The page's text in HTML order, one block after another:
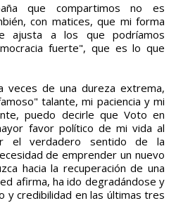
que compartimos no es
con matices, que mi forma
a los que podríamos
fuerte", que es lo que
veces de una dureza extrema,
talante, mi paciencia y mi
puedo decirle que Voto en
favor político de mi vida al
el verdadero sentido de la
de emprender un nuevo
hacia la recuperación de una
afirma, ha ido degradándose y
y credibilidad en las últimas tres